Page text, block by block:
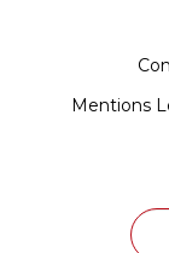
Mentions